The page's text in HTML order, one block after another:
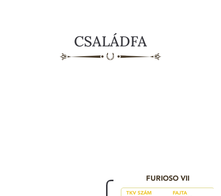
CSALÁDFA
FURIOSO VII
TKV SZÁM FAJTA